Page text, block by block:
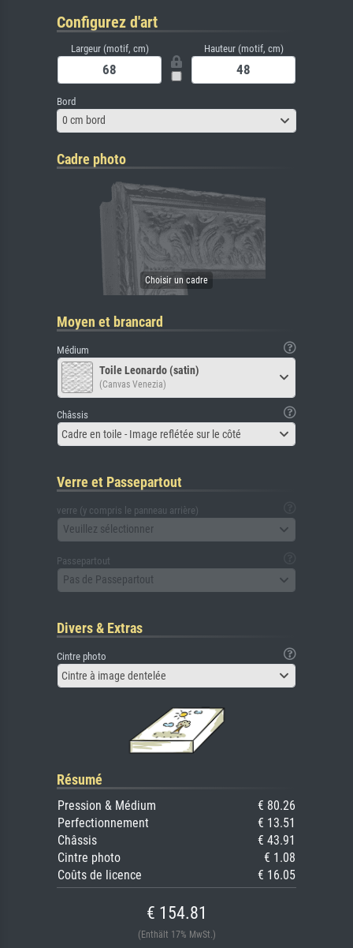
Configurez d'art
Largeur (motif, cm) Hauteur (motif, cm)
Bord
0 cm bord
Cadre photo
Moyen et brancard
Médium
Toile Leonardo (satin)
(Canvas Venezia)
Châssis
Cadre en toile - Image reflétée sur le côté
Verre et Passepartout
verre (y compris le panneau arrière)
Veuillez sélectionner
Passepartout
Pas de Passepartout
Divers & Extras
Cintre photo
Cintre à image dentelée
Résumé
Pression & Médium
€ 80.26
Perfectionnement
€ 13.51
Châssis
€ 43.91
Cintre photo
€ 1.08
Coûts de licence
€ 16.05
€ 154.81
(Enthält 17% MwSt.)